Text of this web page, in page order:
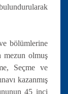
bölümlerine
mezun olmuş
Seçme ve
kazanmış
45 inci